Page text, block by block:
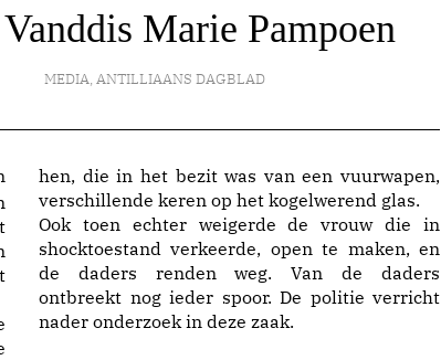
Marie Pampoen
MEDIA, ANTILLIAANS DAGBLAD
hen, die in het bezit was van een vuurwapen,
verschillende keren op het kogelwerend glas.
Ook toen echter weigerde de vrouw die in
shocktoestand verkeerde, open te maken, en
de daders renden weg. Van de daders
ontbreekt nog ieder spoor. De politie verricht
nader onderzoek in deze zaak.